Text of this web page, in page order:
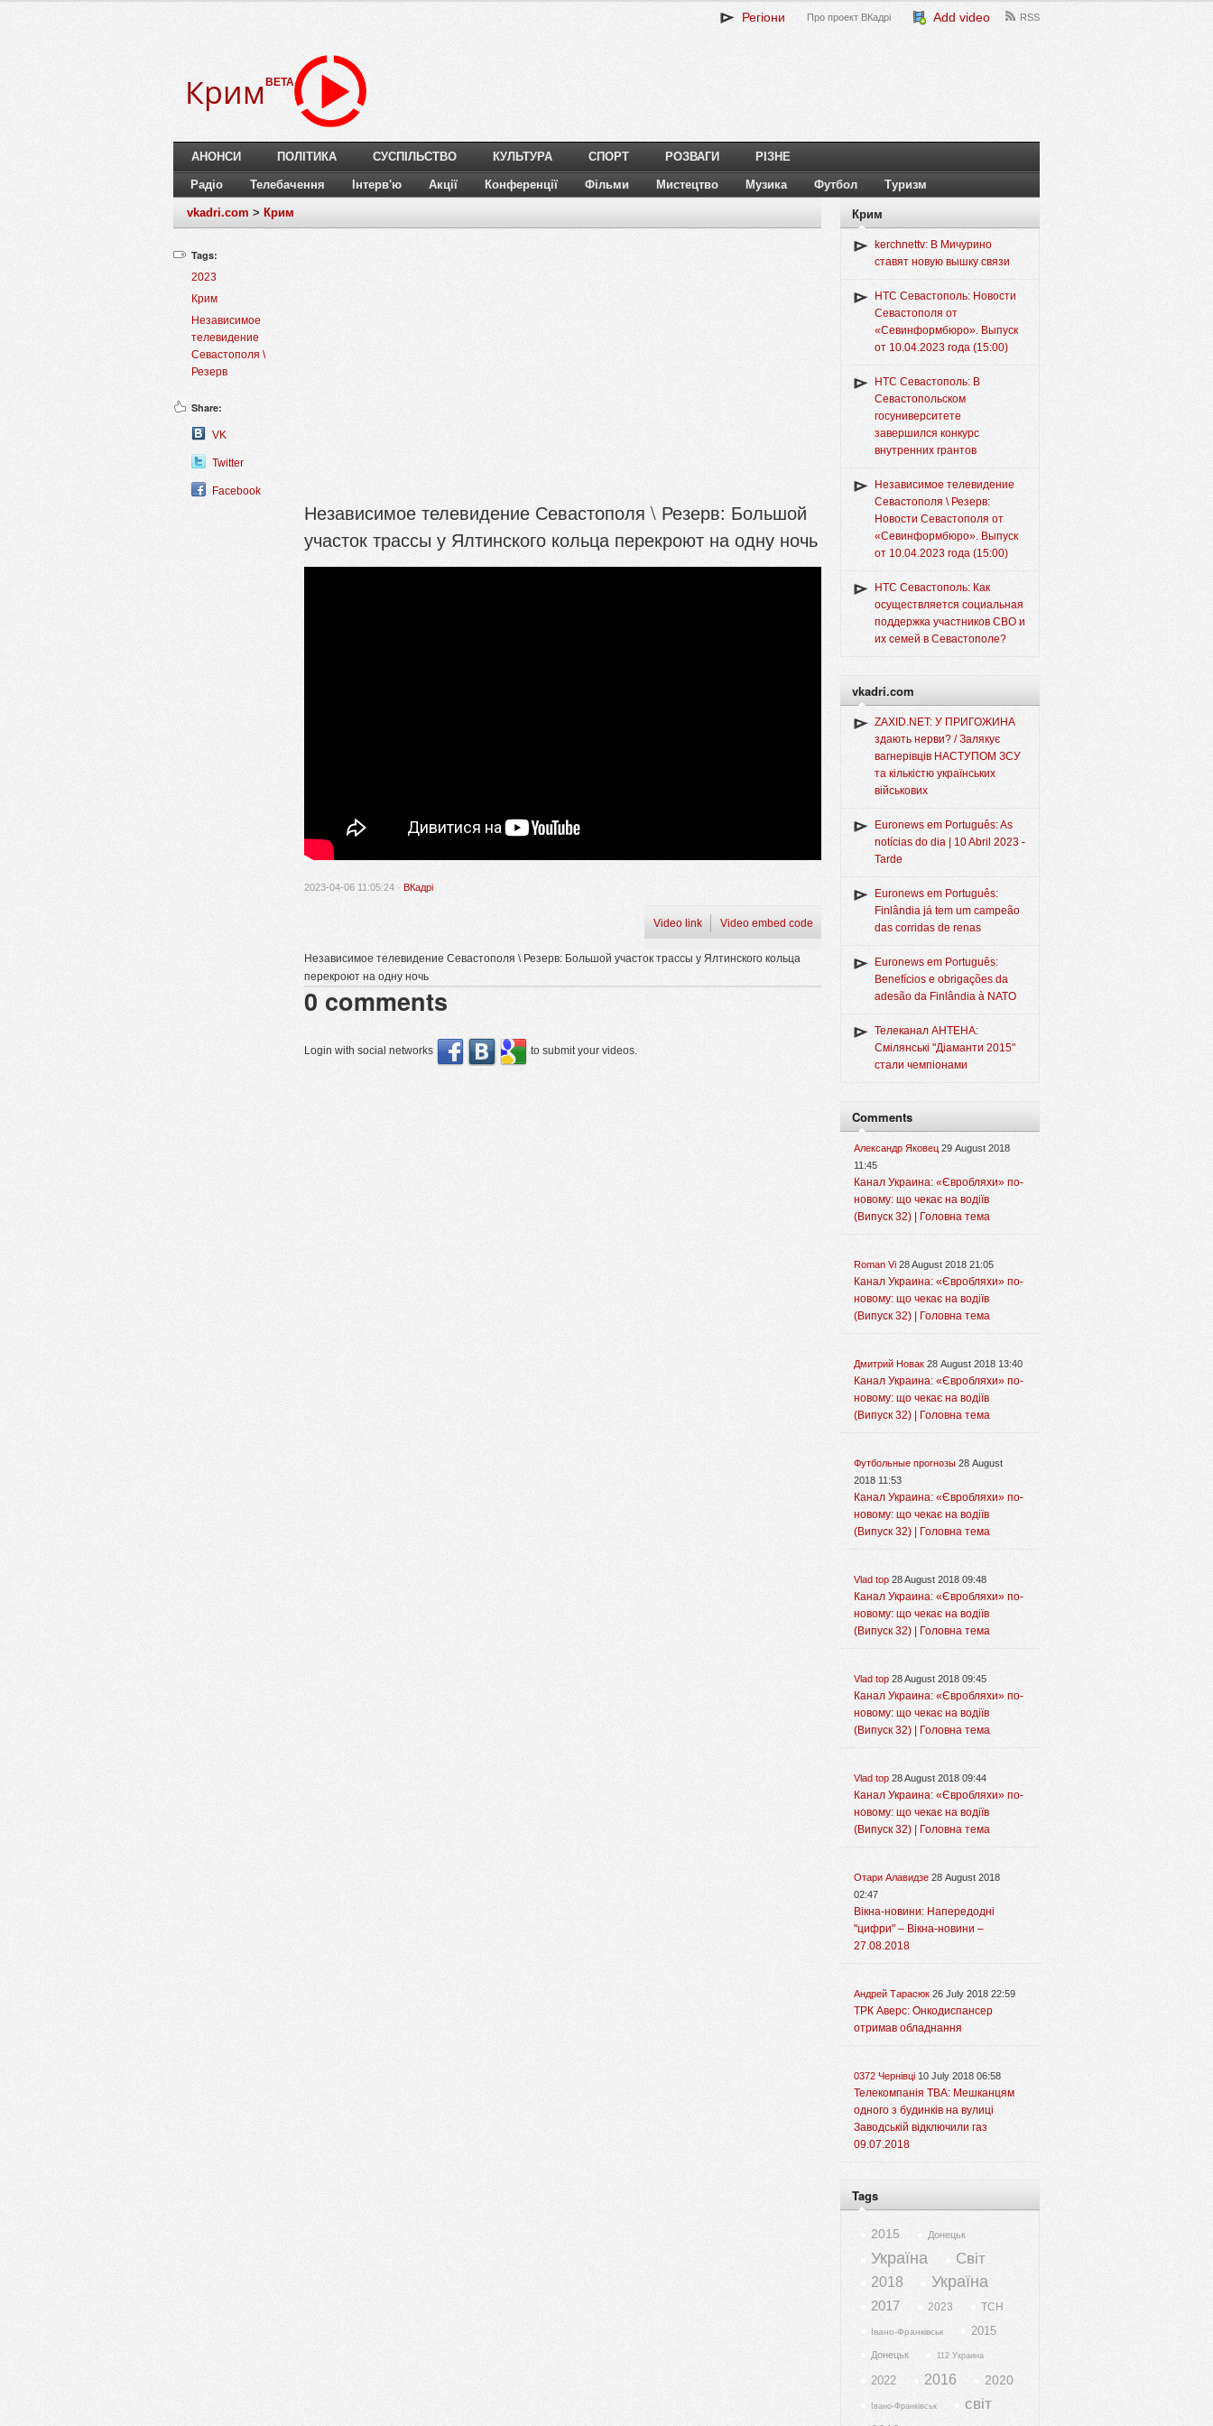
Регіони Про проект ВКадрі Add video RSS
Крим BETA
АНОНСИ ПОЛІТИКА СУСПІЛЬСТВО КУЛЬТУРА СПОРТ РОЗВАГИ РІЗНЕ
Радіо Телебачення Інтерв'ю Акції Конференції Фільми Мистецтво Музика Футбол Туризм
vkadri.com > Крим
Tags:
2023
Крим
Независимое
телевидение
Севастополя \
Резерв
Share:
VK
Twitter
Facebook
Независимое телевидение Севастополя \ Резерв: Большой
участок трассы у Ялтинского кольца перекроют на одну ночь
2023-04-06 11:05:24 · ВКадрі
Video link Video embed code
Независимое телевидение Севастополя \ Резерв: Большой участок трассы у Ялтинского кольца
перекроют на одну ночь
0 comments
Login with social networks to submit your videos.
Крим
kerchnettv: В Мичурино
ставят новую вышку связи
НТС Севастополь: Новости
Севастополя от
«Севинформбюро». Выпуск
от 10.04.2023 года (15:00)
НТС Севастополь: В
Севастопольском
госуниверситете
завершился конкурс
внутренних грантов
Независимое телевидение
Севастополя \ Резерв:
Новости Севастополя от
«Севинформбюро». Выпуск
от 10.04.2023 года (15:00)
НТС Севастополь: Как
осуществляется социальная
поддержка участников СВО и
их семей в Севастополе?
vkadri.com
ZAXID.NET: У ПРИГОЖИНА
здають нерви? / Залякує
вагнерівців НАСТУПОМ ЗСУ
та кількістю українських
військових
Euronews em Português: As
notícias do dia | 10 Abril 2023 -
Tarde
Euronews em Português:
Finlândia já tem um campeão
das corridas de renas
Euronews em Português:
Benefícios e obrigações da
adesão da Finlândia à NATO
Телеканал АНТЕНА:
Смілянські "Діаманти 2015"
стали чемпіонами
Comments
Александр Яковец 29 August 2018
11:45
Канал Украина: «Євробляхи» по-
новому: що чекає на водіїв
(Випуск 32) | Головна тема
Roman Vi 28 August 2018 21:05
Канал Украина: «Євробляхи» по-
новому: що чекає на водіїв
(Випуск 32) | Головна тема
Дмитрий Новак 28 August 2018 13:40
Канал Украина: «Євробляхи» по-
новому: що чекає на водіїв
(Випуск 32) | Головна тема
Футбольные прогнозы 28 August
2018 11:53
Канал Украина: «Євробляхи» по-
новому: що чекає на водіїв
(Випуск 32) | Головна тема
Vlad top 28 August 2018 09:48
Канал Украина: «Євробляхи» по-
новому: що чекає на водіїв
(Випуск 32) | Головна тема
Vlad top 28 August 2018 09:45
Канал Украина: «Євробляхи» по-
новому: що чекає на водіїв
(Випуск 32) | Головна тема
Vlad top 28 August 2018 09:44
Канал Украина: «Євробляхи» по-
новому: що чекає на водіїв
(Випуск 32) | Головна тема
Отари Алавидзе 28 August 2018
02:47
Вікна-новини: Напередодні
"цифри" – Вікна-новини –
27.08.2018
Андрей Тарасюк 26 July 2018 22:59
ТРК Аверс: Онкодиспансер
отримав обладнання
0372 Чернівці 10 July 2018 06:58
Телекомпанія ТВА: Мешканцям
одного з будинків на вулиці
Заводській відключили газ
09.07.2018
Tags
2015 Донецьк
Україна Світ
2018 Україна
2017 2023 ТСН
Івано-Франківськ 2015
Донецьк 112 Украина
2022 2016 2020
Івано-Франківськ світ